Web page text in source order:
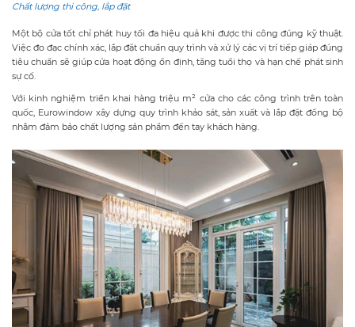
Chất lượng thi công, lắp đặt
Một bộ cửa tốt chỉ phát huy tối đa hiệu quả khi được thi công đúng kỹ thuật.
Việc đo đạc chính xác, lắp đặt chuẩn quy trình và xử lý các vị trí tiếp giáp đúng
tiêu chuẩn sẽ giúp cửa hoạt động ổn định, tăng tuổi thọ và hạn chế phát sinh
sự cố.
Với kinh nghiệm triển khai hàng triệu m² cửa cho các công trình trên toàn
quốc, Eurowindow xây dựng quy trình khảo sát, sản xuất và lắp đặt đồng bộ
nhằm đảm bảo chất lượng sản phẩm đến tay khách hàng.